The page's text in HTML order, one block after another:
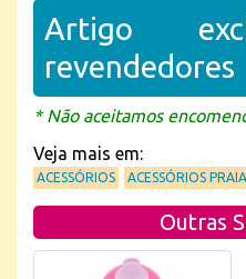
Artigo
revendedores
* Não aceitamos
Veja mais em:
ACESSÓRIOS ACESSÓRIOS PRAIA
Outras